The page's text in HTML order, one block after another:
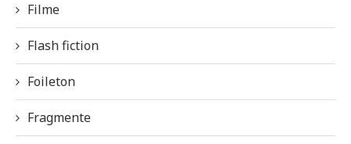
Filme
Flash fiction
Foileton
Fragmente